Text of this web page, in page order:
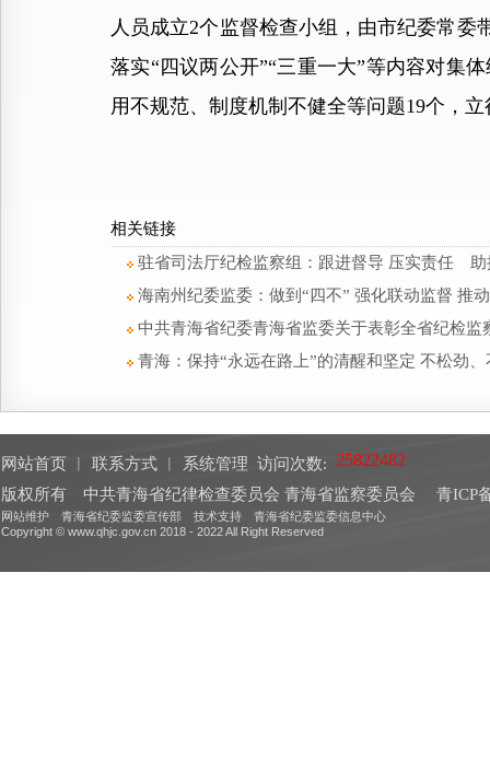
人员成立2个监督检查小组，由市纪委常委
落实“四议两公开”“三重一大”等内容对集
用不规范、制度机制不健全等问题19个，
相关链接
驻省司法厅纪检监察组：跟进督导 压实责任 助
海南州纪委监委：做到“四不” 强化联动监督 推
中共青海省纪委青海省监委关于表彰全省纪检
青海：保持“永远在路上”的清醒和坚定 不松劲
网站首页 联系方式 系统管理 访问次数:
版权所有 中共青海省纪律检查委员会 青海省监察委员会
青ICP
网站维护 青海省纪委监委宣传部 技术支持 青海省纪委监委信息中心
Copyright © www.qhjc.gov.cn 2018 - 2022 All Right Reserved